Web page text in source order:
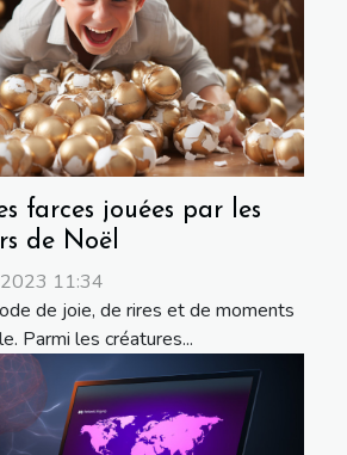
farces jouées par les
de Noël
11:34
de joie, de rires et de moments
Parmi les créatures...